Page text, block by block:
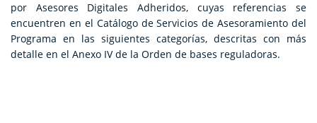
por Asesores Digitales Adheridos, cuyas referencias se
encuentren en el Catálogo de Servicios de Asesoramiento del
Programa en las siguientes categorías, descritas con más
detalle en el Anexo IV de la Orden de bases reguladoras.